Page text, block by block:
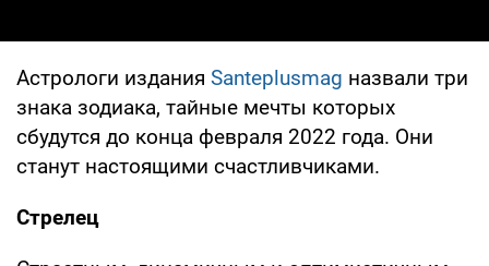
Астрологи издания Santeplusmag назвали три
знака зодиака, тайные мечты которых
сбудутся до конца февраля 2022 года. Они
станут настоящими счастливчиками.
Стрелец